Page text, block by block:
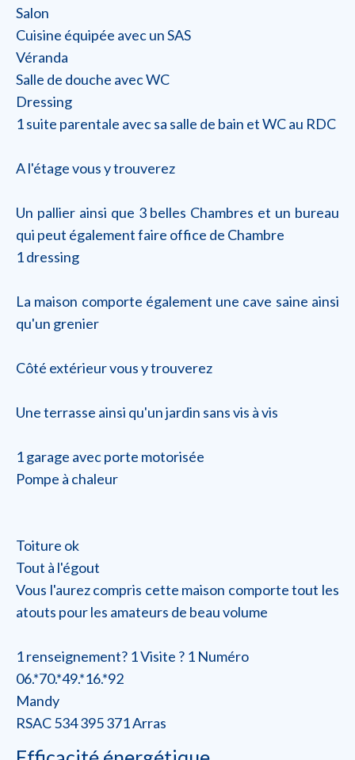
Salon
Cuisine équipée avec un SAS
Véranda
Salle de douche avec WC
Dressing
1 suite parentale avec sa salle de bain et WC au RDC
A l'étage vous y trouverez
Un pallier ainsi que 3 belles Chambres et un bureau
qui peut également faire office de Chambre
1 dressing
La maison comporte également une cave saine ainsi
qu'un grenier
Côté extérieur vous y trouverez
Une terrasse ainsi qu'un jardin sans vis à vis
1 garage avec porte motorisée
Pompe à chaleur
Toiture ok
Tout à l'égout
Vous l'aurez compris cette maison comporte tout les
atouts pour les amateurs de beau volume
1 renseignement? 1 Visite ? 1 Numéro
06.*70.*49.*16.*92
Mandy
RSAC 534 395 371 Arras